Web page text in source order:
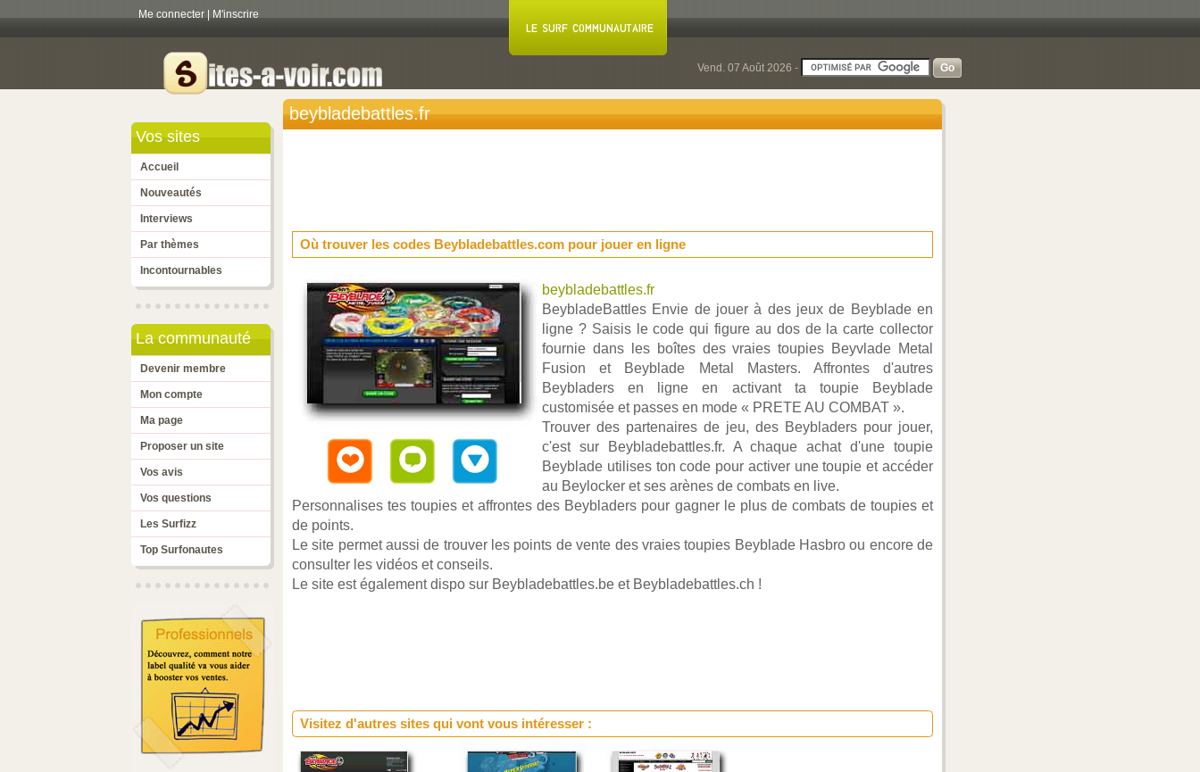
Me connecter M'inscrire
Vend. 07 Août 2026 -
Vos sites
Accueil
Nouveautés
Interviews
Par thèmes
Incontournables
La communauté
Devenir membre
Mon compte
Ma page
Proposer un site
Vos avis
Vos questions
Les Surfizz
Top Surfonautes
beybladebattles.fr
Où trouver les codes Beybladebattles.com pour jouer en ligne
beybladebattles.fr
BeybladeBattles Envie de jouer à des jeux de Beyblade en
ligne ? Saisis le code qui figure au dos de la carte collector
fournie dans les boîtes des vraies toupies Beyvlade Metal
Fusion et Beyblade Metal Masters. Affrontes d'autres
Beybladers en ligne en activant ta toupie Beyblade
customisée et passes en mode « PRETE AU COMBAT ».
Trouver des partenaires de jeu, des Beybladers pour jouer,
c'est sur Beybladebattles.fr. A chaque achat d'une toupie
Beyblade utilises ton code pour activer une toupie et accéder
au Beylocker et ses arènes de combats en live.
Personnalises tes toupies et affrontes des Beybladers pour gagner le plus de combats de toupies et
de points.
Le site permet aussi de trouver les points de vente des vraies toupies Beyblade Hasbro ou encore de
consulter les vidéos et conseils.
Le site est également dispo sur Beybladebattles.be et Beybladebattles.ch !
Visitez d'autres sites qui vont vous intéresser :